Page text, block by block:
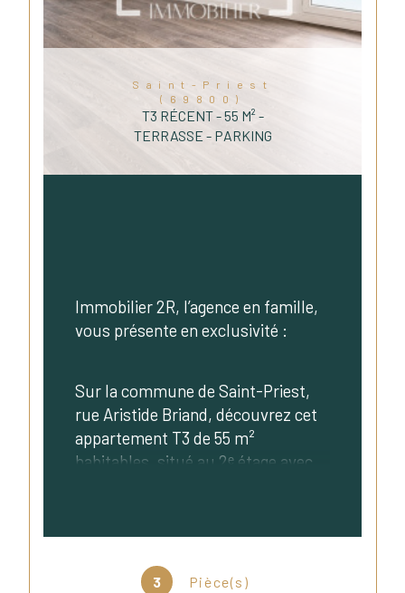
Saint-Priest
(69800)
T3 RÉCENT - 55 M² -
TERRASSE - PARKING
3 Pièce(s)
Immobilier 2R, l’agence en famille,
vous présente en exclusivité :
Sur la commune de Saint-Priest,
rue Aristide Briand, découvrez cet
appartement T3 de 55 m²
habitables, situé au 2ᵉ étage avec
Idéalement situé, il bénéficie d’un